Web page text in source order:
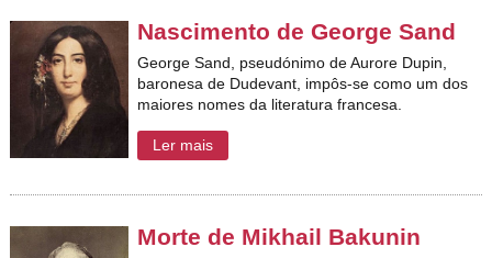
Nascimento de George Sand
George Sand, pseudónimo de Aurore Dupin,
baronesa de Dudevant, impôs-se como um dos
maiores nomes da literatura francesa.
Ler mais
Morte de Mikhail Bakunin